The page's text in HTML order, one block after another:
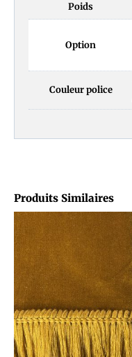
Produits Similaires
Poids
Option
Couleur police